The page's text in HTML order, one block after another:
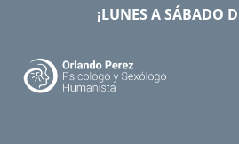
content
¡LUNES A SÁBADO